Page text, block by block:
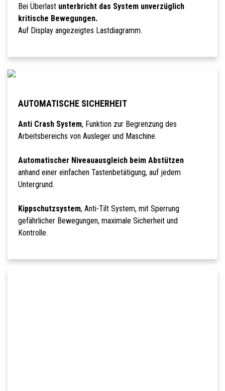
Bei Überlast unterbricht das System unverzüglich
kritische Bewegungen.
Auf Display angezeigtes Lastdiagramm.
AUTOMATISCHE SICHERHEIT
Anti Crash System, Funktion zur Begrenzung des
Arbeitsbereichs von Ausleger und Maschine.
Automatischer Niveauausgleich beim Abstützen
anhand einer einfachen Tastenbetätigung, auf jedem
Untergrund.
Kippschutzsystem, Anti-Tilt System, mit Sperrung
gefährlicher Bewegungen, maximale Sicherheit und
Kontrolle.